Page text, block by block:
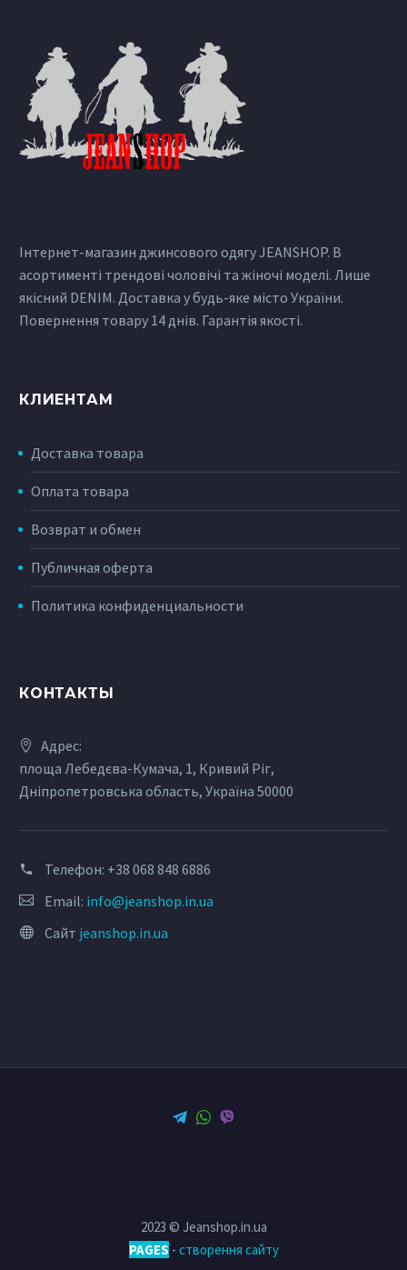
Інтернет-магазин джинсового одягу JEANSHOP. В
асортименті трендові чоловічі та жіночі моделі. Лише
якісний DENIM. Доставка у будь-яке місто України.
Повернення товару 14 днів. Гарантія якості.
КЛИЕНТАМ
Доставка товара
Оплата товара
Возврат и обмен
Публичная оферта
Политика конфиденциальности
КОНТАКТЫ
Адрес:
площа Лебедєва-Кумача, 1, Кривий Ріг,
Дніпропетровська область, Україна 50000
Телефон: +38 068 848 6886
Email: info@jeanshop.in.ua
Сайт jeanshop.in.ua
2023 © Jeanshop.in.ua
PAGES - створення сайту